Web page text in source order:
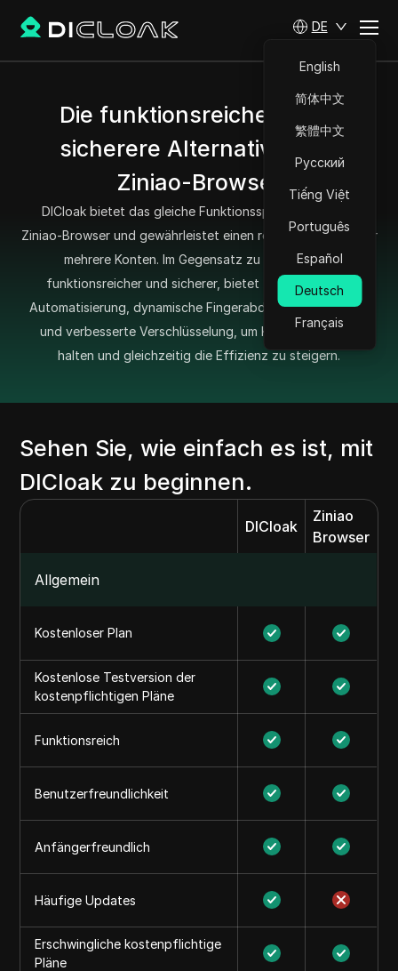
DE
English
简体中文
繁體中文
Русский
Tiếng Việt
Português
Español
Deutsch
Français
Die funktionsreichere und
sicherere Alternative zum
Ziniao-Browser
DICloak bietet das gleiche Funktionsspektrum wie der
Ziniao-Browser und gewährleistet einen robusten Schutz für
mehrere Konten. Im Gegensatz zu Ziniao ist es
funktionsreicher und sicherer, bietet fortschrittliche
Automatisierung, dynamische Fingerabdruckanpassungen
und verbesserte Verschlüsselung, um Konten sicher zu
halten und gleichzeitig die Effizienz zu steigern.
Sehen Sie, wie einfach es ist, mit
DICloak zu beginnen.
DICloak
Ziniao
Browser
Allgemein
Kostenloser Plan
Kostenlose Testversion der
kostenpflichtigen Pläne
Funktionsreich
Benutzerfreundlichkeit
Anfängerfreundlich
Häufige Updates
Erschwingliche kostenpflichtige
Pläne